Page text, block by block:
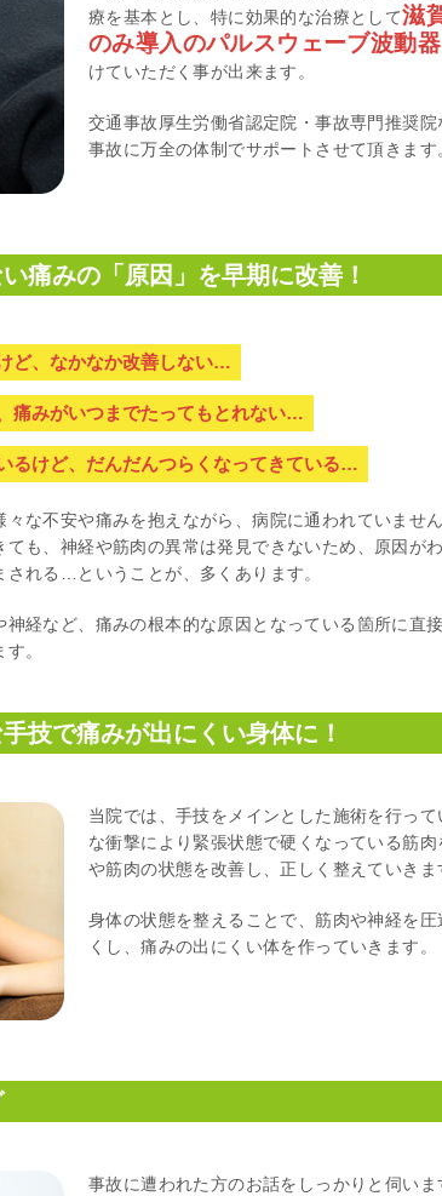
療を基本とし、特に効果的な治療として滋
のみ導入のパルスウェーブ波動
けていただく事が出来ます。
交通事故厚生労働省認定院・事故専門推奨
事故に万全の体制でサポートさせて頂きます
痛みの「原因」を早期に改善！
ど、なかなか改善しない…
痛みがいつまでたってもとれない…
るけど、だんだんつらくなってきている…
な不安や痛みを抱えながら、病院に通われていませ
も、神経や筋肉の異常は発見できないため、原因が
れる…ということが、多くあります。
経など、痛みの根本的な原因となっている箇所に直
。
技で痛みが出にくい身体に！
当院では、手技をメインとした施術を行って
な衝撃により緊張状態で硬くなっている筋肉
や筋肉の状態を改善し、正しく整えていきま
身体の状態を整えることで、筋肉や神経を
くし、痛みの出にくい体を作っていきます。
事故に遭われた方のお話をしっかりと伺いま